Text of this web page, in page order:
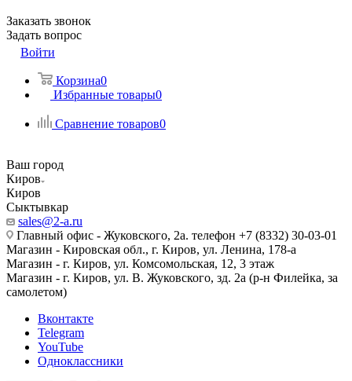
Заказать звонок
Задать вопрос
Войти
Корзина0
Избранные товары0
Сравнение товаров0
Ваш город
Киров
Киров
Сыктывкар
sales@2-a.ru
Главный офис - Жуковского, 2а. телефон +7 (8332) 30-03-01
Магазин - Кировская обл., г. Киров, ул. Ленина, 178-а
Магазин - г. Киров, ул. Комсомольская, 12, 3 этаж
Магазин - г. Киров, ул. В. Жуковского, зд. 2а (р-н Филейка, за
самолетом)
Вконтакте
Telegram
YouTube
Одноклассники